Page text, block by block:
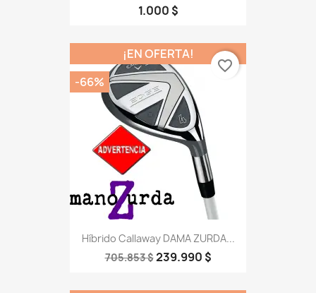
1.000 $
Híbrido Callaway DAMA ZURDA...
705.853 $239.990 $
¡EN OFERTA!
-66%
favorite_border